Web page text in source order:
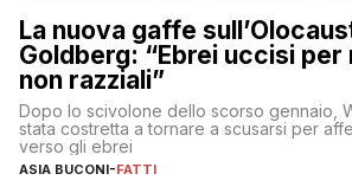
La nuova gaffe
Goldberg: “Ebrei uccisi
non razziali”
Dopo lo scivolone dello scorso gennaio,
stata costretta a tornare a scusarsi per
verso gli ebrei
ASIA BUCONI-FATTI